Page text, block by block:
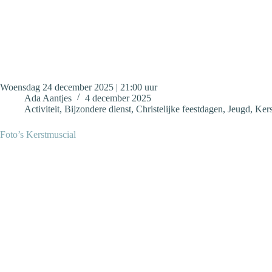
Woensdag 24 december 2025 | 21:00 uur
Ada Aantjes
4 december 2025
Activiteit, Bijzondere dienst, Christelijke feestdagen, Jeugd,
Foto’s Kerstmuscial